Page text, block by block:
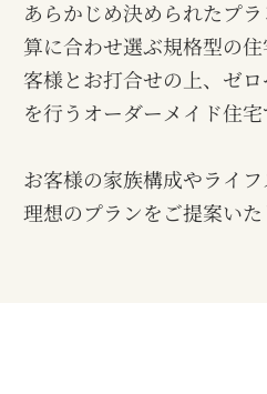
あらかじめ決められたプ
算に合わせ選ぶ規格型の
客様とお打合せの上、 ゼ
を行うオーダーメイド住宅
お客様の家族構成やライ
理想のプランをご提案いた